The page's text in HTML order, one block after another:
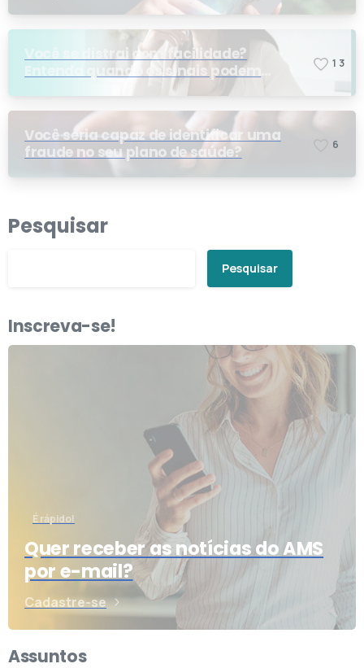
Você se distrai com facilidade?
Entenda quando os sinais podem
1 3
Você seria capaz de identificar uma
fraude no seu plano de saúde?
6
Pesquisar
Pesquisar
Inscreva-se!
É rápido!
Quer receber as notícias do AMS
por e-mail?
Cadastre-se
Assuntos